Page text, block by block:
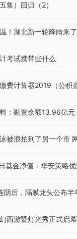
集）回归（2）
！湖北新一轮降雨来了
考试携带些什么
西游暨灯光秀正式启幕